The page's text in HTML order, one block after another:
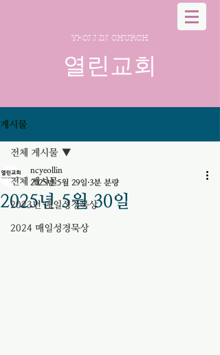
YEOLLIN CHURCH
열린교회
게시물
전체 게시물
2023년 매일성경묵상
2024 매일성경묵상
전체 게시물
2025년 5월 30일
ncyeollin
2025년 5월 29일 3분 분량